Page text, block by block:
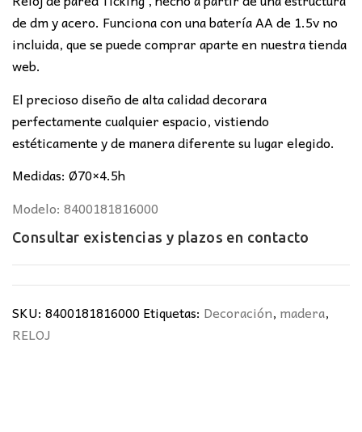
101,00€.91,00€.
de dm y acero. Funciona con una batería AA de 1.5v no
incluida, que se puede comprar aparte en nuestra tienda
web.
El precioso diseño de alta calidad decorara
perfectamente cualquier espacio, vistiendo
estéticamente y de manera diferente su lugar elegido.
Medidas: Ø70×4.5h
Modelo: 8400181816000
Consultar existencias y plazos en contacto
SKU: 8400181816000Etiquetas: Decoración, madera,
RELOJ